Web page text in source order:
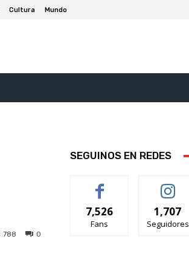
Cultura Mundo
0
788
SEGUINOS EN REDES
7,526
Fans
1,707
Seguidores